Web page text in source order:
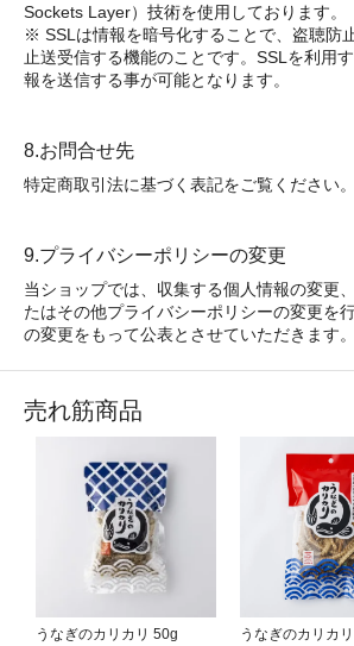
Sockets Layer）技術を使用しております。
※ SSLは情報を暗号化することで、盗聴防
止送受信する機能のことです。SSLを利用
報を送信する事が可能となります。
8.お問合せ先
特定商取引法に基づく表記をご覧ください。
9.プライバシーポリシーの変更
当ショップでは、収集する個人情報の変更
たはその他プライバシーポリシーの変更を
の変更をもって公表とさせていただきます。
売れ筋商品
うなぎのカリカリ 50g
うなぎのカリカ